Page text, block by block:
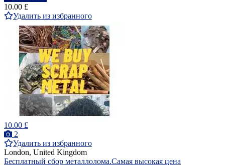
10.00 £
Удалить из избранного
10.00 £
2
Удалить из избранного
London, United Kingdom
Бесплатный сбор металлолома.Самая высокая цена